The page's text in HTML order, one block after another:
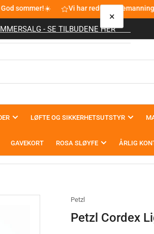
sommer!☀️ Vi har redusert
- SE TILBUDENE HER
LØFTE OG SIKKERHETSUTSTYR
GAVEKORT ROSA SLØYFE ÅRLIG
Petzl
Petzl Cordex
×